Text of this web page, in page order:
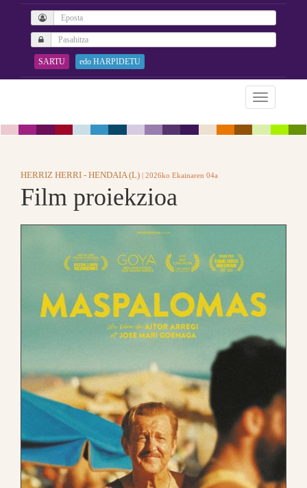
SARTU edo HARPIDETU
HERRIZ HERRI - HENDAIA (L) | 2026ko Ekainaren 04a
Film proiekzioa